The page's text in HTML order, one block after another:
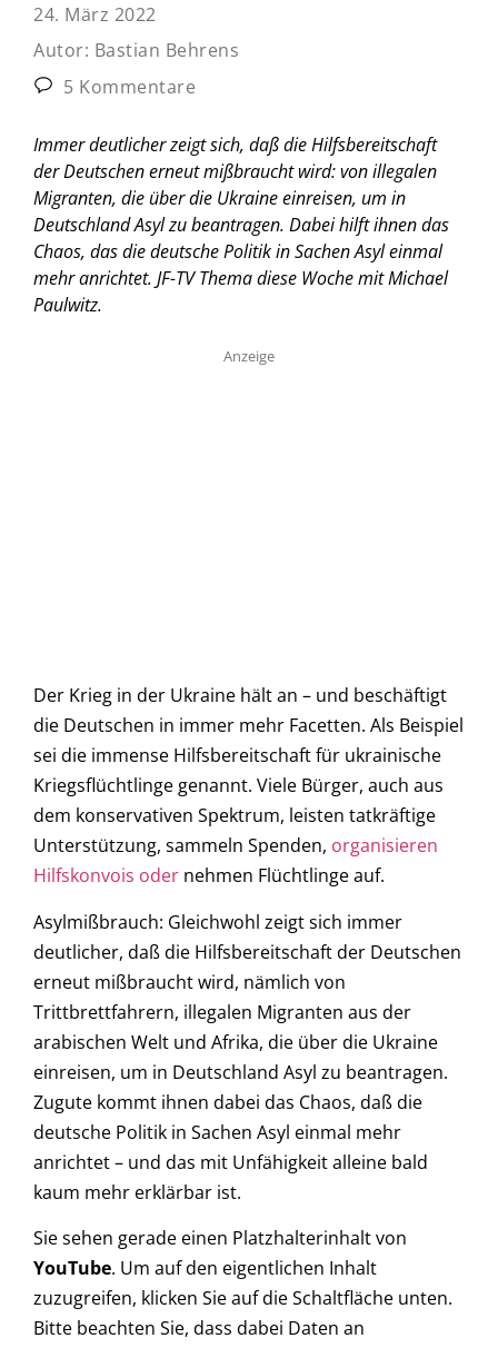
24. März 2022
Autor: Bastian Behrens
5 Kommentare
Immer deutlicher zeigt sich, daß die Hilfsbereitschaft
der Deutschen erneut mißbraucht wird: von illegalen
Migranten, die über die Ukraine einreisen, um in
Deutschland Asyl zu beantragen. Dabei hilft ihnen das
Chaos, das die deutsche Politik in Sachen Asyl einmal
mehr anrichtet. JF-TV Thema diese Woche mit Michael
Paulwitz.
Anzeige
Der Krieg in der Ukraine hält an – und beschäftigt
die Deutschen in immer mehr Facetten. Als Beispiel
sei die immense Hilfsbereitschaft für ukrainische
Kriegsflüchtlinge genannt. Viele Bürger, auch aus
dem konservativen Spektrum, leisten tatkräftige
Unterstützung, sammeln Spenden, organisieren
Hilfskonvois oder nehmen Flüchtlinge auf.
Asylmißbrauch: Gleichwohl zeigt sich immer
deutlicher, daß die Hilfsbereitschaft der Deutschen
erneut mißbraucht wird, nämlich von
Trittbrettfahrern, illegalen Migranten aus der
arabischen Welt und Afrika, die über die Ukraine
einreisen, um in Deutschland Asyl zu beantragen.
Zugute kommt ihnen dabei das Chaos, daß die
deutsche Politik in Sachen Asyl einmal mehr
anrichtet – und das mit Unfähigkeit alleine bald
kaum mehr erklärbar ist.
Sie sehen gerade einen Platzhalterinhalt von
YouTube. Um auf den eigentlichen Inhalt
zuzugreifen, klicken Sie auf die Schaltfläche unten.
Bitte beachten Sie, dass dabei Daten an